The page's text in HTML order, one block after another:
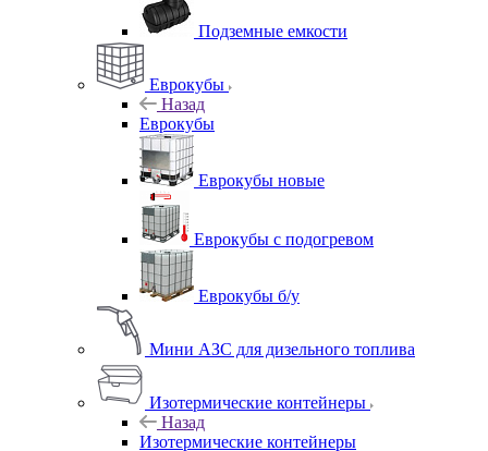
Подземные емкости
Еврокубы
Назад
Еврокубы
Еврокубы новые
Еврокубы с подогревом
Еврокубы б/у
Мини АЗС для дизельного топлива
Изотермические контейнеры
Назад
Изотермические контейнеры